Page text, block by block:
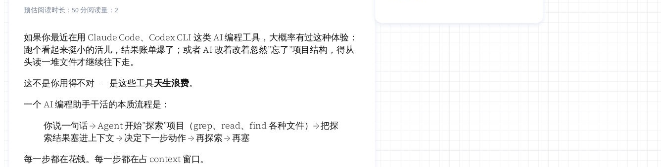
预估阅读时长：50 分阅读量： 2
如果你最近在用 Claude Code、Codex CLI 这类 AI 编程工具，大概率有过这种体验：
跑个看起来挺小的活儿，结果账单爆了；或者 AI 改着改着忽然”忘了”项目结构，得从
头读一堆文件才继续往下走。
这不是你用得不对——是这些工具天生浪费。
一个 AI 编程助手干活的本质流程是：
你说一句话 → Agent 开始”探索”项目（grep、read、find 各种文件）→ 把探
索结果塞进上下文 → 决定下一步动作 → 再探索 → 再塞
每一步都在花钱。每一步都在占 context 窗口。